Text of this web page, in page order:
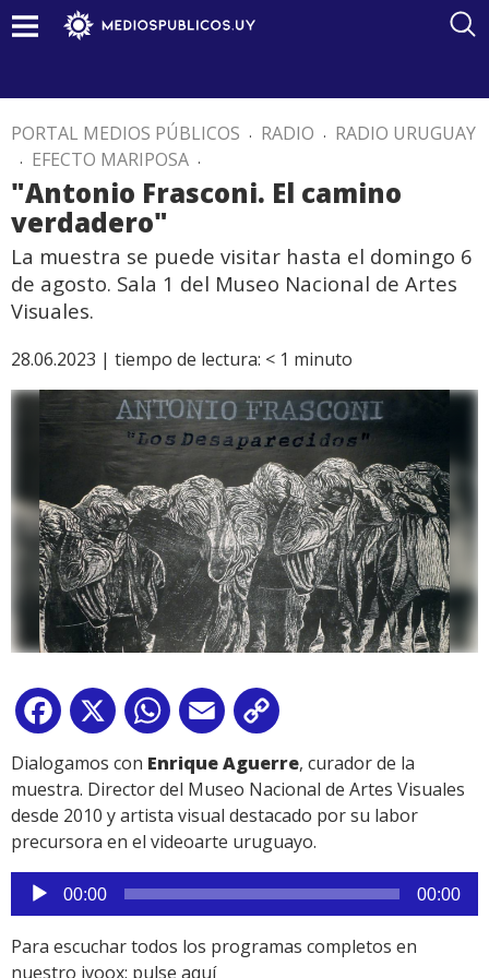
PORTAL MEDIOS PÚBLICOS . RADIO . RADIO URUGUAY
. EFECTO MARIPOSA .
"Antonio Frasconi. El camino
verdadero"
La muestra se puede visitar hasta el domingo 6
de agosto. Sala 1 del Museo Nacional de Artes
Visuales.
28.06.2023 | tiempo de lectura: < 1 minuto
Facebook
X WhatsApp
Email
Link
Dialogamos con Enrique Aguerre, curador de la
muestra. Director del Museo Nacional de Artes Visuales
desde 2010 y artista visual destacado por su labor
precursora en el videoarte uruguayo.
Reproductor
de
audio
00:00 00:00
Para escuchar todos los programas completos en
nuestro ivoox: pulse aquí